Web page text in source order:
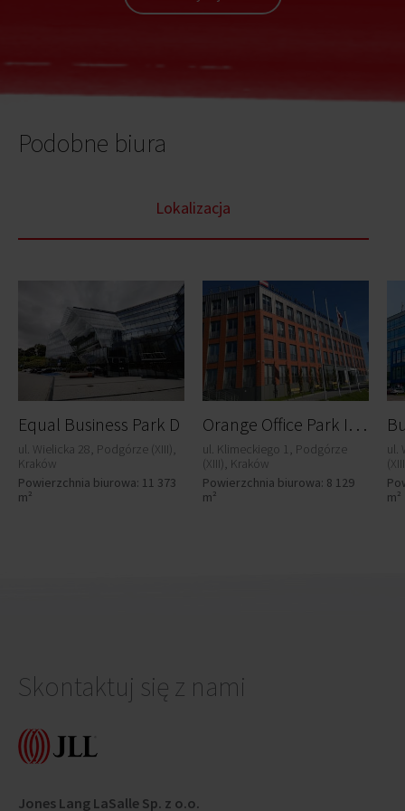
Podobne biura
Lokalizacja
Equal Business Park D
ul. Wielicka 28, Podgórze (XIII),
Kraków
Powierzchnia biurowa: 11 373
m²
O
range Office Park I (Amsterdam)
ul. Klimeckiego 1, Podgórze
(XIII), Kraków
Powierzchnia biurowa: 8 129
m²
ul.
m²
Skontaktuj się z nami
Jones Lang LaSalle Sp. z o.o.